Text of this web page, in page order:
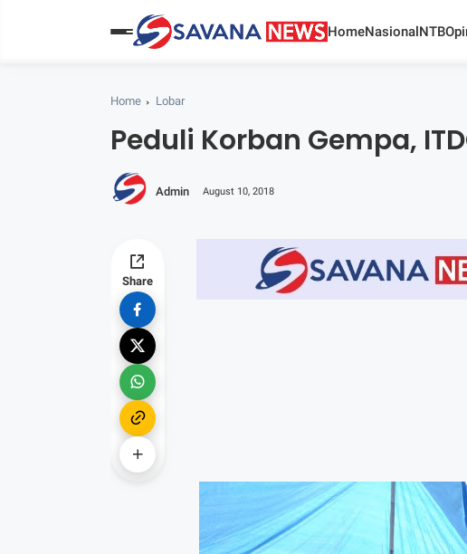
HomeNasionalNTB
Home Lobar
Peduli Korban Gempa,
Admin August 10, 2018
Share